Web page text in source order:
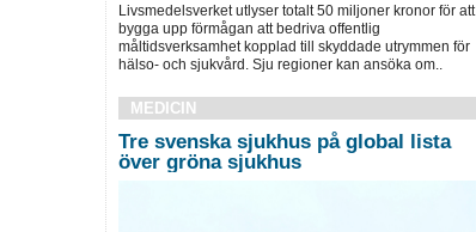
Livsmedelsverket utlyser totalt 50 miljoner kronor för att
bygga upp förmågan att bedriva offentlig
måltidsverksamhet kopplad till skyddade utrymmen för
hälso- och sjukvård. Sju regioner kan ansöka om..
MEDICIN
Tre svenska sjukhus på global lista
över gröna sjukhus